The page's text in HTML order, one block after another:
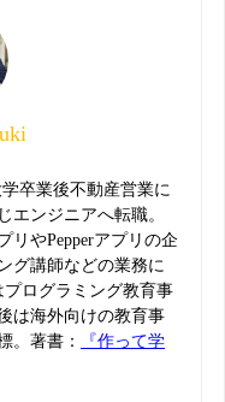
卒業後不動産営業に
エンジニアへ転職。
リやPepperアプリの企
グ講師などの業務に
プログラミング教育事
は海外向けの教育事
。著書：
『作って学